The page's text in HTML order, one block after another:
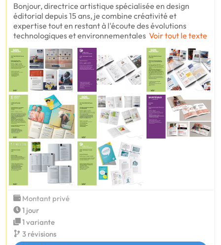
Bonjour, directrice artistique spécialisée en design
éditorial depuis 15 ans, je combine créativité et
expertise tout en restant à l'écoute des évolutions
technologiques et environnementales Voir tout le texte
Montant privé
1 jour
1 variante
3 révisions